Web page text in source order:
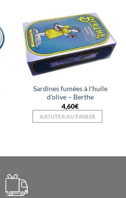
Sardines fumées à l’huile
d’olive – Berthe
4,60€
AJOUTER AU PANIER